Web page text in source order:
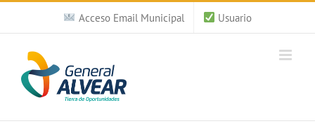
Saltar
contenido
Acceso Email Municipal Usuario